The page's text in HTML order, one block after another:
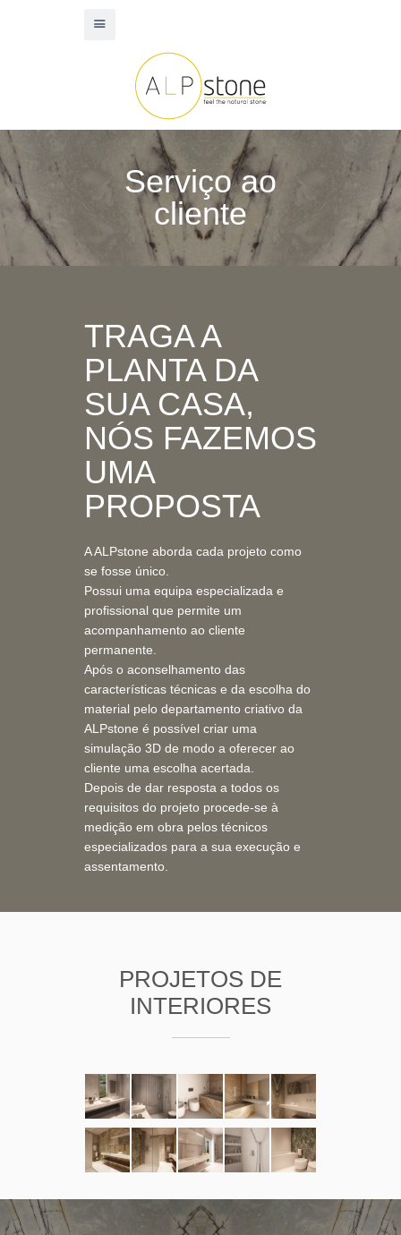
Serviço ao
cliente
TRAGA A
PLANTA DA
SUA CASA,
NÓS FAZEMOS
UMA
PROPOSTA
A ALPstone aborda cada projeto como
se fosse único.
Possui uma equipa especializada e
profissional que permite um
acompanhamento ao cliente
permanente.
Após o aconselhamento das
características técnicas e da escolha do
material pelo departamento criativo da
ALPstone é possível criar uma
simulação 3D de modo a oferecer ao
cliente uma escolha acertada.
Depois de dar resposta a todos os
requisitos do projeto procede-se à
medição em obra pelos técnicos
especializados para a sua execução e
assentamento.
PROJETOS DE
INTERIORES